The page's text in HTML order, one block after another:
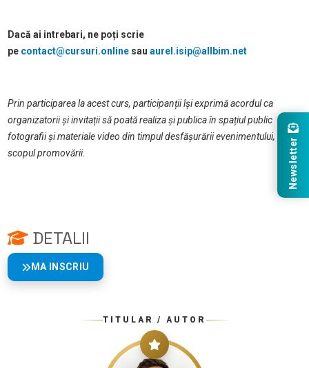
Dacă ai intrebari, ne poți scrie
pe contact@cursuri.onlinesau aurel.isip@allbim.net
Prin participarea la acest curs, participanții își exprimă acordul ca
organizatorii și invitații să poată realiza și publica în spațiul public
fotografii și materiale video din timpul desfășurării evenimentului, cu
scopul promovării.
DETALII
MA INSCRIU
TITULAR / AUTOR
Newsletter